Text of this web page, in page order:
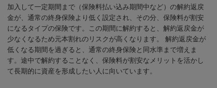
加入して一定期間まで（保険料払い込み期間中など）の解約返戻
金が、通常の終身保険より低く設定され、その分、保険料が割安
になるタイプの保険です。この期間に解約すると、解約返戻金が
少なくなるため元本割れのリスクが高くなります。 解約返戻金が
低くなる期間を過ぎると、通常の終身保険と同水準まで増えま
す。途中で解約することなく、保険料が割安なメリットを活かし
て長期的に資産を形成したい人に向いています。